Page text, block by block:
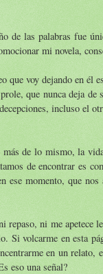
de las palabras fue
mi novela,
que voy dejando en él
que nunca deja
incluso el
de lo mismo, la
de encontrar es
ese momento, que nos
repaso, ni me apetece
Si volcarme en esta
en un relato,
eso una señal?